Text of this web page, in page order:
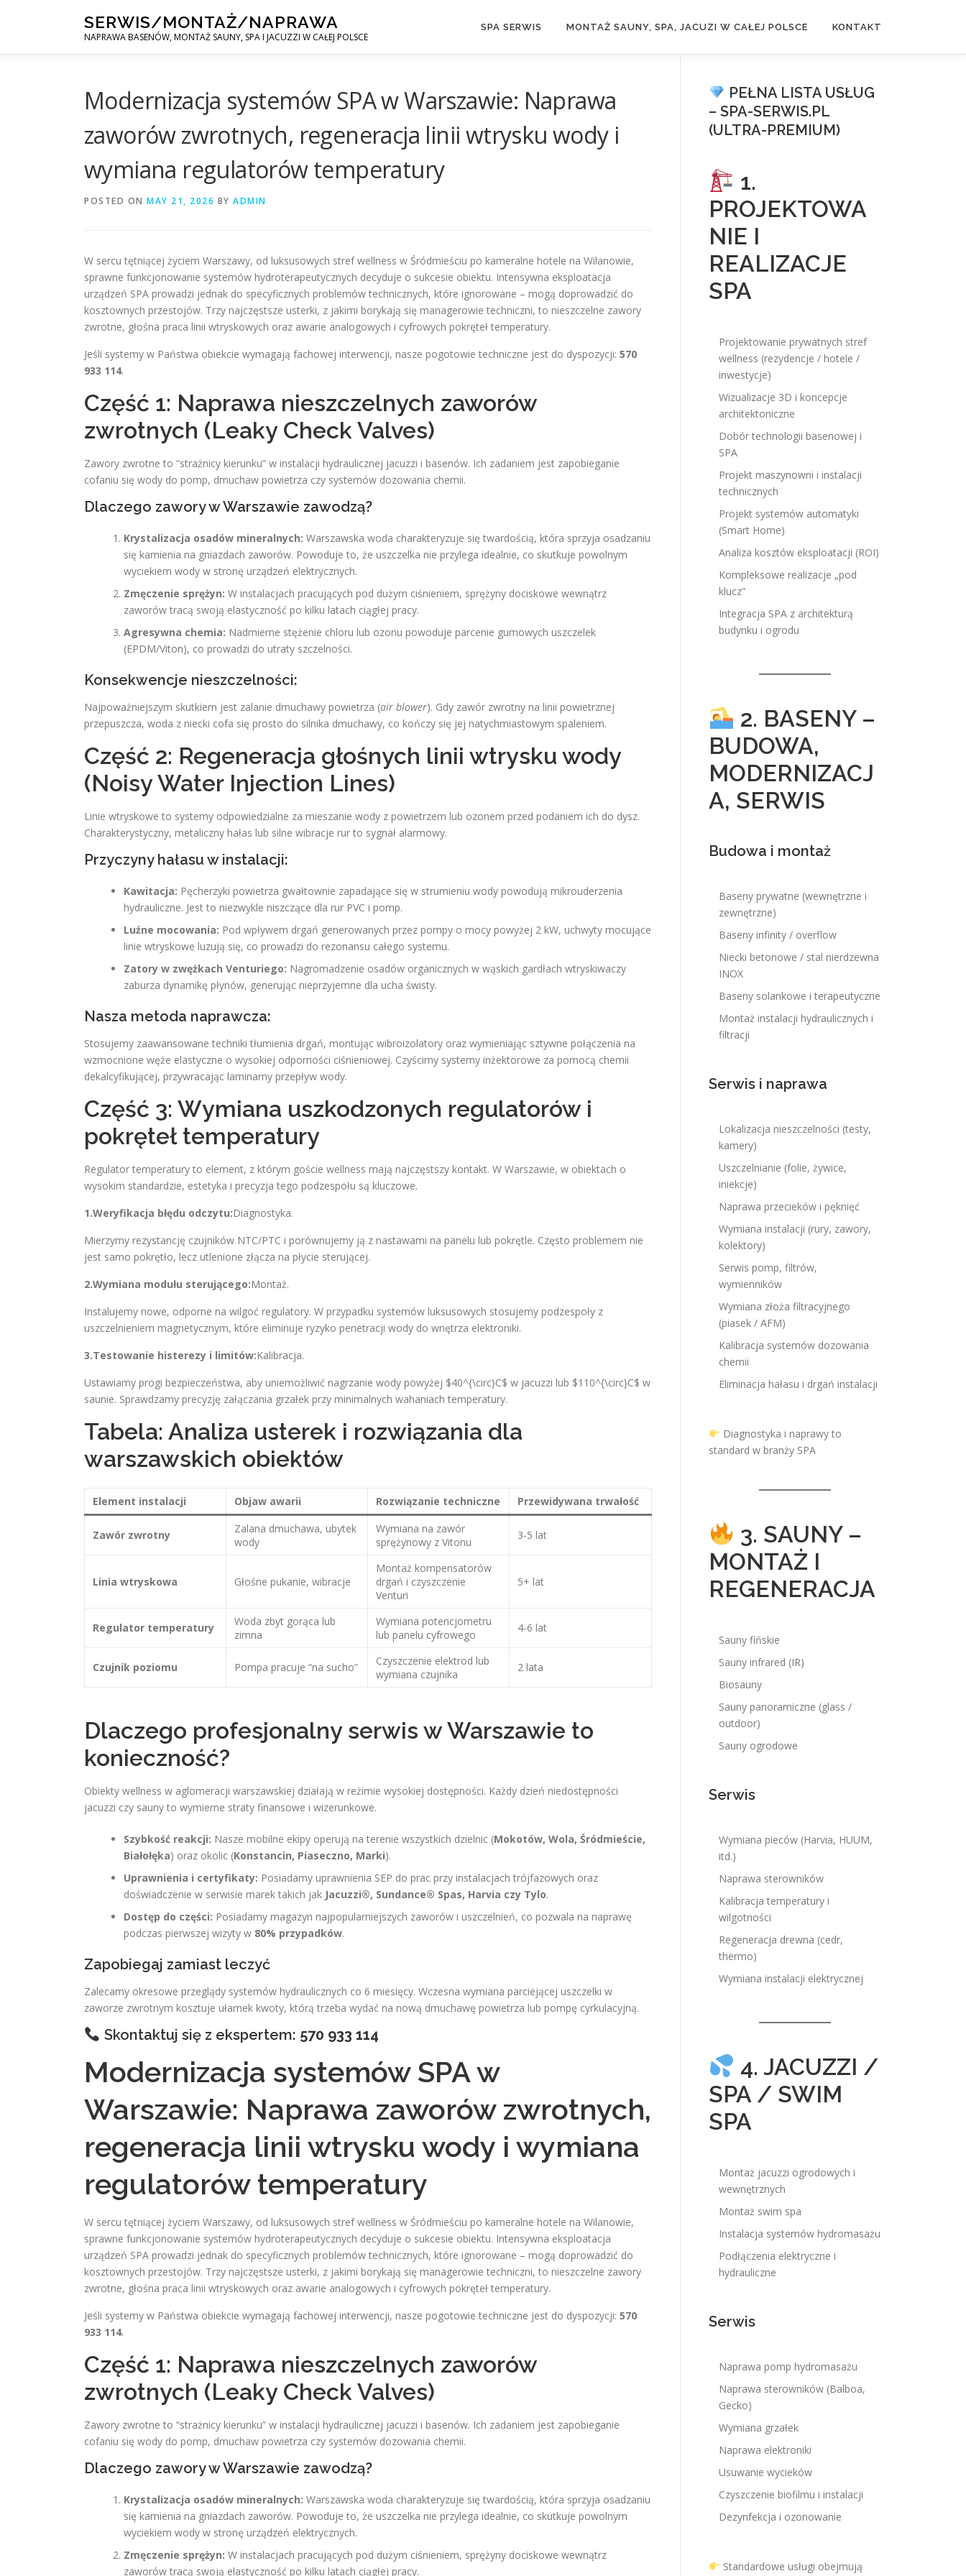
SERWIS/MONTAŻ/NAPRAWA
NAPRAWA BASENÓW, MONTAŻ SAUNY, SPA I JACUZZI W CAŁEJ POLSCE
SPA SERWIS MONTAŻ SAUNY, SPA, JACUZI W CAŁEJ POLSCE KONTAKT
Modernizacja systemów SPA w Warszawie: Naprawa
zaworów zwrotnych, regeneracja linii wtrysku wody i
wymiana regulatorów temperatury
POSTED ON MAY 21, 2026 BY ADMIN
W sercu tętniącej życiem Warszawy, od luksusowych stref wellness w Śródmieściu po kameralne hotele na Wilanowie,
sprawne funkcjonowanie systemów hydroterapeutycznych decyduje o sukcesie obiektu. Intensywna eksploatacja
urządzeń SPA prowadzi jednak do specyficznych problemów technicznych, które ignorowane – mogą doprowadzić do
kosztownych przestojów. Trzy najczęstsze usterki, z jakimi borykają się managerowie techniczni, to nieszczelne zawory
zwrotne, głośna praca linii wtryskowych oraz awarie analogowych i cyfrowych pokręteł temperatury.
Jeśli systemy w Państwa obiekcie wymagają fachowej interwencji, nasze pogotowie techniczne jest do dyspozycji: 570
933 114.
Część 1: Naprawa nieszczelnych zaworów
zwrotnych (Leaky Check Valves)
Zawory zwrotne to “strażnicy kierunku” w instalacji hydraulicznej jacuzzi i basenów. Ich zadaniem jest zapobieganie
cofaniu się wody do pomp, dmuchaw powietrza czy systemów dozowania chemii.
Dlaczego zawory w Warszawie zawodzą?
Krystalizacja osadów mineralnych: Warszawska woda charakteryzuje się twardością, która sprzyja osadzaniu
się kamienia na gniazdach zaworów. Powoduje to, że uszczelka nie przylega idealnie, co skutkuje powolnym
wyciekiem wody w stronę urządzeń elektrycznych.
Zmęczenie sprężyn: W instalacjach pracujących pod dużym ciśnieniem, sprężyny dociskowe wewnątrz
zaworów tracą swoją elastyczność po kilku latach ciągłej pracy.
Agresywna chemia: Nadmierne stężenie chloru lub ozonu powoduje parcenie gumowych uszczelek
(EPDM/Viton), co prowadzi do utraty szczelności.
Konsekwencje nieszczelności:
Najpoważniejszym skutkiem jest zalanie dmuchawy powietrza (air blower). Gdy zawór zwrotny na linii powietrznej
przepuszcza, woda z niecki cofa się prosto do silnika dmuchawy, co kończy się jej natychmiastowym spaleniem.
Część 2: Regeneracja głośnych linii wtrysku wody
(Noisy Water Injection Lines)
Linie wtryskowe to systemy odpowiedzialne za mieszanie wody z powietrzem lub ozonem przed podaniem ich do dysz.
Charakterystyczny, metaliczny hałas lub silne wibracje rur to sygnał alarmowy.
Przyczyny hałasu w instalacji:
Kawitacja: Pęcherzyki powietrza gwałtownie zapadające się w strumieniu wody powodują mikrouderzenia
hydrauliczne. Jest to niezwykle niszczące dla rur PVC i pomp.
Luźne mocowania: Pod wpływem drgań generowanych przez pompy o mocy powyżej 2 kW, uchwyty mocujące
linie wtryskowe luzują się, co prowadzi do rezonansu całego systemu.
Zatory w zwężkach Venturiego: Nagromadzenie osadów organicznych w wąskich gardłach wtryskiwaczy
zaburza dynamikę płynów, generując nieprzyjemne dla ucha świsty.
Nasza metoda naprawcza:
Stosujemy zaawansowane techniki tłumienia drgań, montując wibroizolatory oraz wymieniając sztywne połączenia na
wzmocnione węże elastyczne o wysokiej odporności ciśnieniowej. Czyścimy systemy inżektorowe za pomocą chemii
dekalcyfikującej, przywracając laminarny przepływ wody.
Część 3: Wymiana uszkodzonych regulatorów i
pokręteł temperatury
Regulator temperatury to element, z którym goście wellness mają najczęstszy kontakt. W Warszawie, w obiektach o
wysokim standardzie, estetyka i precyzja tego podzespołu są kluczowe.
1.Weryfikacja błędu odczytu:Diagnostyka.
Mierzymy rezystancję czujników NTC/PTC i porównujemy ją z nastawami na panelu lub pokrętle. Często problemem nie
jest samo pokrętło, lecz utlenione złącza na płycie sterującej.
2.Wymiana modułu sterującego:Montaż.
Instalujemy nowe, odporne na wilgoć regulatory. W przypadku systemów luksusowych stosujemy podzespoły z
uszczelnieniem magnetycznym, które eliminuje ryzyko penetracji wody do wnętrza elektroniki.
3.Testowanie histerezy i limitów:Kalibracja.
Ustawiamy progi bezpieczeństwa, aby uniemożliwić nagrzanie wody powyżej $40^{\circ}C$ w jacuzzi lub $110^{\circ}C$ w
saunie. Sprawdzamy precyzję załączania grzałek przy minimalnych wahaniach temperatury.
Tabela: Analiza usterek i rozwiązania dla
warszawskich obiektów
Element instalacji Objaw awarii Rozwiązanie techniczne Przewidywana trwałość
Zawór zwrotny
Zalana dmuchawa, ubytek
wody
Wymiana na zawór
sprężynowy z Vitonu
3-5 lat
Linia wtryskowa Głośne pukanie, wibracje
Montaż kompensatorów
drgań i czyszczenie
Venturi
5+ lat
Regulator temperatury
Woda zbyt gorąca lub
zimna
Wymiana potencjometru
lub panelu cyfrowego
4-6 lat
Czujnik poziomu Pompa pracuje “na sucho”
Czyszczenie elektrod lub
wymiana czujnika
2 lata
Dlaczego profesjonalny serwis w Warszawie to
konieczność?
Obiekty wellness w aglomeracji warszawskiej działają w reżimie wysokiej dostępności. Każdy dzień niedostępności
jacuzzi czy sauny to wymierne straty finansowe i wizerunkowe.
Szybkość reakcji: Nasze mobilne ekipy operują na terenie wszystkich dzielnic (Mokotów, Wola, Śródmieście,
Białołęka) oraz okolic (Konstancin, Piaseczno, Marki).
Uprawnienia i certyfikaty: Posiadamy uprawnienia SEP do prac przy instalacjach trójfazowych oraz
doświadczenie w serwisie marek takich jak Jacuzzi®, Sundance® Spas, Harvia czy Tylo.
Dostęp do części: Posiadamy magazyn najpopularniejszych zaworów i uszczelnień, co pozwala na naprawę
podczas pierwszej wizyty w 80% przypadków.
Zapobiegaj zamiast leczyć
Zalecamy okresowe przeglądy systemów hydraulicznych co 6 miesięcy. Wczesna wymiana parciejącej uszczelki w
zaworze zwrotnym kosztuje ułamek kwoty, którą trzeba wydać na nową dmuchawę powietrza lub pompę cyrkulacyjną.
Skontaktuj się z ekspertem: 570 933 114
Modernizacja systemów SPA w
Warszawie: Naprawa zaworów zwrotnych,
regeneracja linii wtrysku wody i wymiana
regulatorów temperatury
W sercu tętniącej życiem Warszawy, od luksusowych stref wellness w Śródmieściu po kameralne hotele na Wilanowie,
sprawne funkcjonowanie systemów hydroterapeutycznych decyduje o sukcesie obiektu. Intensywna eksploatacja
urządzeń SPA prowadzi jednak do specyficznych problemów technicznych, które ignorowane – mogą doprowadzić do
kosztownych przestojów. Trzy najczęstsze usterki, z jakimi borykają się managerowie techniczni, to nieszczelne zawory
zwrotne, głośna praca linii wtryskowych oraz awarie analogowych i cyfrowych pokręteł temperatury.
Jeśli systemy w Państwa obiekcie wymagają fachowej interwencji, nasze pogotowie techniczne jest do dyspozycji: 570
933 114.
Część 1: Naprawa nieszczelnych zaworów
zwrotnych (Leaky Check Valves)
Zawory zwrotne to “strażnicy kierunku” w instalacji hydraulicznej jacuzzi i basenów. Ich zadaniem jest zapobieganie
cofaniu się wody do pomp, dmuchaw powietrza czy systemów dozowania chemii.
Dlaczego zawory w Warszawie zawodzą?
Krystalizacja osadów mineralnych: Warszawska woda charakteryzuje się twardością, która sprzyja osadzaniu
się kamienia na gniazdach zaworów. Powoduje to, że uszczelka nie przylega idealnie, co skutkuje powolnym
wyciekiem wody w stronę urządzeń elektrycznych.
Zmęczenie sprężyn: W instalacjach pracujących pod dużym ciśnieniem, sprężyny dociskowe wewnątrz
zaworów tracą swoją elastyczność po kilku latach ciągłej pracy.
PEŁNA LISTA USŁUG
– SPA-SERWIS.PL
(ULTRA-PREMIUM)
1.
PROJEKTOWA
NIE I
REALIZACJE
SPA
Projektowanie prywatnych stref
wellness (rezydencje / hotele /
inwestycje)
Wizualizacje 3D i koncepcje
architektoniczne
Dobór technologii basenowej i
SPA
Projekt maszynowni i instalacji
technicznych
Projekt systemów automatyki
(Smart Home)
Analiza kosztów eksploatacji (ROI)
Kompleksowe realizacje „pod
klucz”
Integracja SPA z architekturą
budynku i ogrodu
2. BASENY –
BUDOWA,
MODERNIZACJ
A, SERWIS
Budowa i montaż
Baseny prywatne (wewnętrzne i
zewnętrzne)
Baseny infinity / overflow
Niecki betonowe / stal nierdzewna
INOX
Baseny solankowe i terapeutyczne
Montaż instalacji hydraulicznych i
filtracji
Serwis i naprawa
Lokalizacja nieszczelności (testy,
kamery)
Uszczelnianie (folie, żywice,
iniekcje)
Naprawa przecieków i pęknięć
Wymiana instalacji (rury, zawory,
kolektory)
Serwis pomp, filtrów,
wymienników
Wymiana złoża filtracyjnego
(piasek / AFM)
Kalibracja systemów dozowania
chemii
Eliminacja hałasu i drgań instalacji
Diagnostyka i naprawy to
standard w branży SPA
3. SAUNY –
MONTAŻ I
REGENERACJA
Sauny fińskie
Sauny infrared (IR)
Biosauny
Sauny panoramiczne (glass /
outdoor)
Sauny ogrodowe
Serwis
Wymiana pieców (Harvia, HUUM,
itd.)
Naprawa sterowników
Kalibracja temperatury i
wilgotności
Regeneracja drewna (cedr,
thermo)
Wymiana instalacji elektrycznej
4. JACUZZI /
SPA / SWIM
SPA
Montaż jacuzzi ogrodowych i
wewnętrznych
Montaż swim spa
Instalacja systemów hydromasażu
Podłączenia elektryczne i
hydrauliczne
Serwis
Naprawa pomp hydromasażu
Naprawa sterowników (Balboa,
Gecko)
Wymiana grzałek
Naprawa elektroniki
Usuwanie wycieków
Czyszczenie biofilmu i instalacji
Dezynfekcja i ozonowanie
Standardowe usługi obejmują